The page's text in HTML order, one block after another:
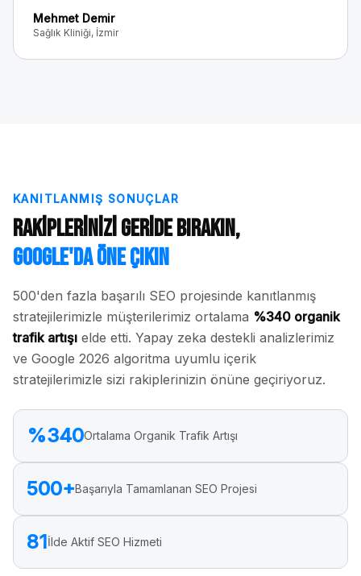
Mehmet Demir
Sağlık Kliniği, İzmir
KANITLANMIŞ SONUÇLAR
Rakiplerinizi Geride Bırakın,
Google'da Öne Çıkın
500'den fazla başarılı SEO projesinde kanıtlanmış
stratejilerimizle müşterilerimiz ortalama %340 organik
trafik artışı elde etti. Yapay zeka destekli analizlerimiz
ve Google 2026 algoritma uyumlu içerik
stratejilerimizle sizi rakiplerinizin önüne geçiriyoruz.
%340Ortalama Organik Trafik Artışı
500+Başarıyla Tamamlanan SEO Projesi
81İlde Aktif SEO Hizmeti